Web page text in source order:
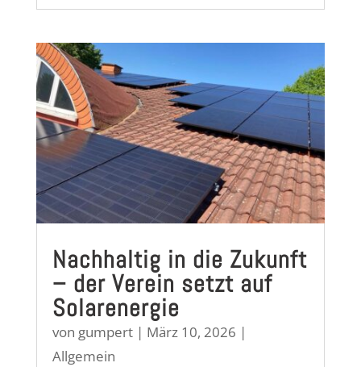
Nachhaltig in die Zukunft
– der Verein setzt auf
Solarenergie
von gumpert| März 10, 2026 |
Allgemein